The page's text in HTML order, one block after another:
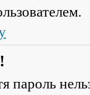
пароль